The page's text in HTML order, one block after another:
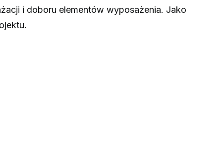
i doboru elementów wyposażenia. Jako